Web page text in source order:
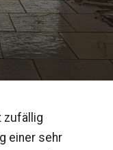
zufällig
einer sehr